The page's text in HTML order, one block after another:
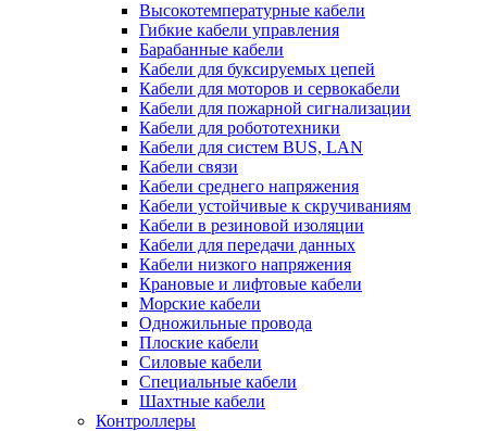
Высокотемпературные кабели
Гибкие кабели управления
Барабанные кабели
Кабели для буксируемых цепей
Кабели для моторов и сервокабели
Кабели для пожарной сигнализации
Кабели для робототехники
Кабели для систем BUS, LAN
Кабели связи
Кабели среднего напряжения
Кабели устойчивые к скручиваниям
Кабели в резиновой изоляции
Кабели для передачи данных
Кабели низкого напряжения
Крановые и лифтовые кабели
Морские кабели
Одножильные провода
Плоские кабели
Силовые кабели
Специальные кабели
Шахтные кабели
Контроллеры